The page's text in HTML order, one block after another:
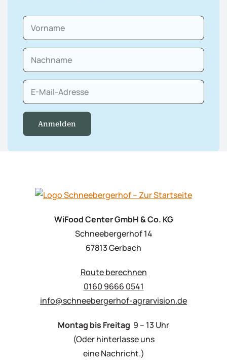
Anmelden
WiFood Center GmbH & Co. KG
Schneebergerhof 14
67813 Gerbach
Route berechnen
0160 9666 0541
info@schneebergerhof-agrarvision.de
Montag bis Freitag 9 – 13 Uhr
(Oder hinterlasse uns
eine Nachricht.)